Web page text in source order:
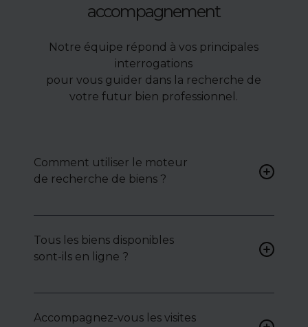
accompagnement
Notre équipe répond à vos principales
interrogations
pour vous guider dans la recherche de
votre futur bien professionnel.
Comment utiliser le moteur
de recherche de biens ?
pour accéder à une liste de
biens ciblés.
Tous les biens disponibles
sont-ils en ligne ?
toute confidentialité :
Accompagnez-vous les visites